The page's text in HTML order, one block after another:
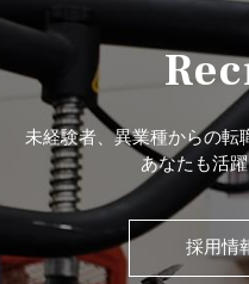
未経験者、異業種からの転
あなたも活
採用情